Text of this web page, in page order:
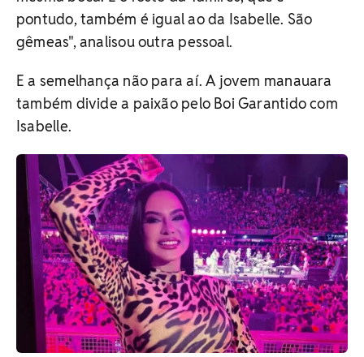
pontudo, também é igual ao da Isabelle. São
gêmeas", analisou outra pessoal.
E a semelhança não para aí. A jovem manauara
também divide a paixão pelo Boi Garantido com
Isabelle.